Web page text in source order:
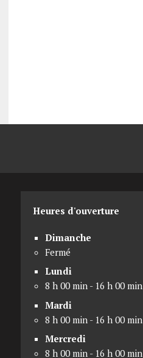
Heures d'ouverture
Dimanche
Fermé
Lundi
8 h 00 min - 16 h 00 min
Mardi
8 h 00 min - 16 h 00 min
Mercredi
8 h 00 min - 16 h 00 min